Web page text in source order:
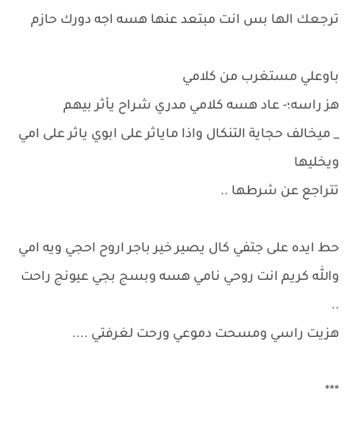
ترجعك الها بس انت مبتعد عنها هسه اجه دورك حازم
باوعلي مستغرب من كلامي
هز راسه؛- عاد هسه كلامي مدري شراح يأثر بيهم
_ ميخالف حجاية التنكال واذا ماياثر على ابوي ياثر على امي
ويخليها
تتراجع عن شرطها ..
حط ايده على جتفي كال يصير خير باجر اروح احجي ويه امي
والله كريم انت روحي نامي هسه وبسج بجي عيونج راحت
..
هزيت راسي ومسحت دموعي ورحت لغرفتي ....
***